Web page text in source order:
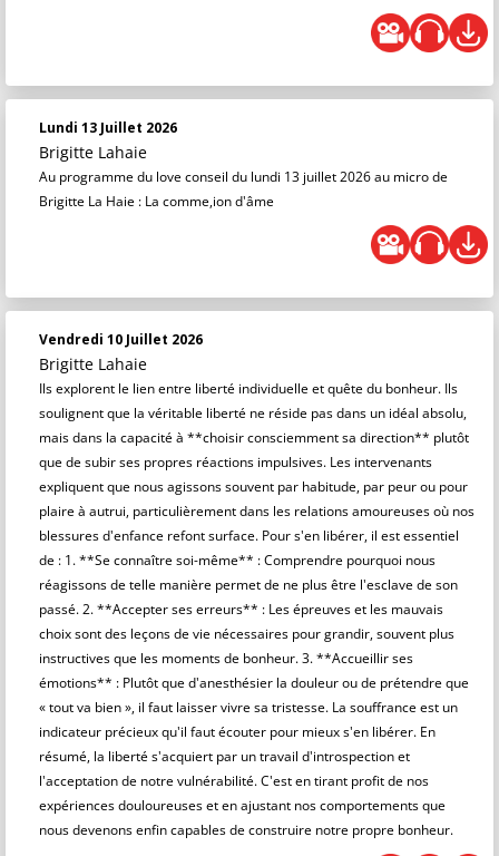
Lundi 13 Juillet 2026
Brigitte Lahaie
Au programme du love conseil du lundi 13 juillet 2026 au micro de
Brigitte La Haie : La comme,ion d'âme
Vendredi 10 Juillet 2026
Brigitte Lahaie
Ils explorent le lien entre liberté individuelle et quête du bonheur. Ils
soulignent que la véritable liberté ne réside pas dans un idéal absolu,
mais dans la capacité à **choisir consciemment sa direction** plutôt
que de subir ses propres réactions impulsives. Les intervenants
expliquent que nous agissons souvent par habitude, par peur ou pour
plaire à autrui, particulièrement dans les relations amoureuses où nos
blessures d'enfance refont surface. Pour s'en libérer, il est essentiel
de : 1. **Se connaître soi-même** : Comprendre pourquoi nous
réagissons de telle manière permet de ne plus être l'esclave de son
passé. 2. **Accepter ses erreurs** : Les épreuves et les mauvais
choix sont des leçons de vie nécessaires pour grandir, souvent plus
instructives que les moments de bonheur. 3. **Accueillir ses
émotions** : Plutôt que d'anesthésier la douleur ou de prétendre que
« tout va bien », il faut laisser vivre sa tristesse. La souffrance est un
indicateur précieux qu'il faut écouter pour mieux s'en libérer. En
résumé, la liberté s'acquiert par un travail d'introspection et
l'acceptation de notre vulnérabilité. C'est en tirant profit de nos
expériences douloureuses et en ajustant nos comportements que
nous devenons enfin capables de construire notre propre bonheur.